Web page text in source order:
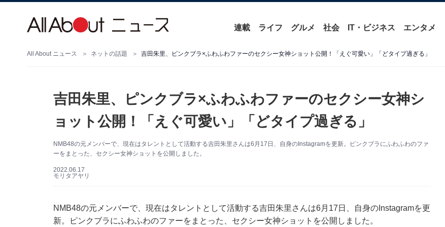
連載 ライフ グルメ 社会 IT・ビジネス エンタメ
All About ニュース ネットの話題 吉田朱里、ピンクブラ×ふわふわファーのセクシー女神ショット公開！「えぐ可愛い」「どタイプ過ぎる」
吉田朱里、ピンクブラ×ふわふわファーのセクシー女神シ
ョット公開！「えぐ可愛い」「どタイプ過ぎる」
NMB48の元メンバーで、現在はタレントとして活動する吉田朱里さんは6月17日、自身のInstagramを更新。ピンクブラにふわふわのファ
ーをまとった、セクシー女神ショットを公開しました。
2022.06.17
モリタアヤリ
NMB48の元メンバーで、現在はタレントとして活動する吉田朱里さんは6月17日、自身のInstagramを更
新。ピンクブラにふわふわのファーをまとった、セクシー女神ショットを公開しました。